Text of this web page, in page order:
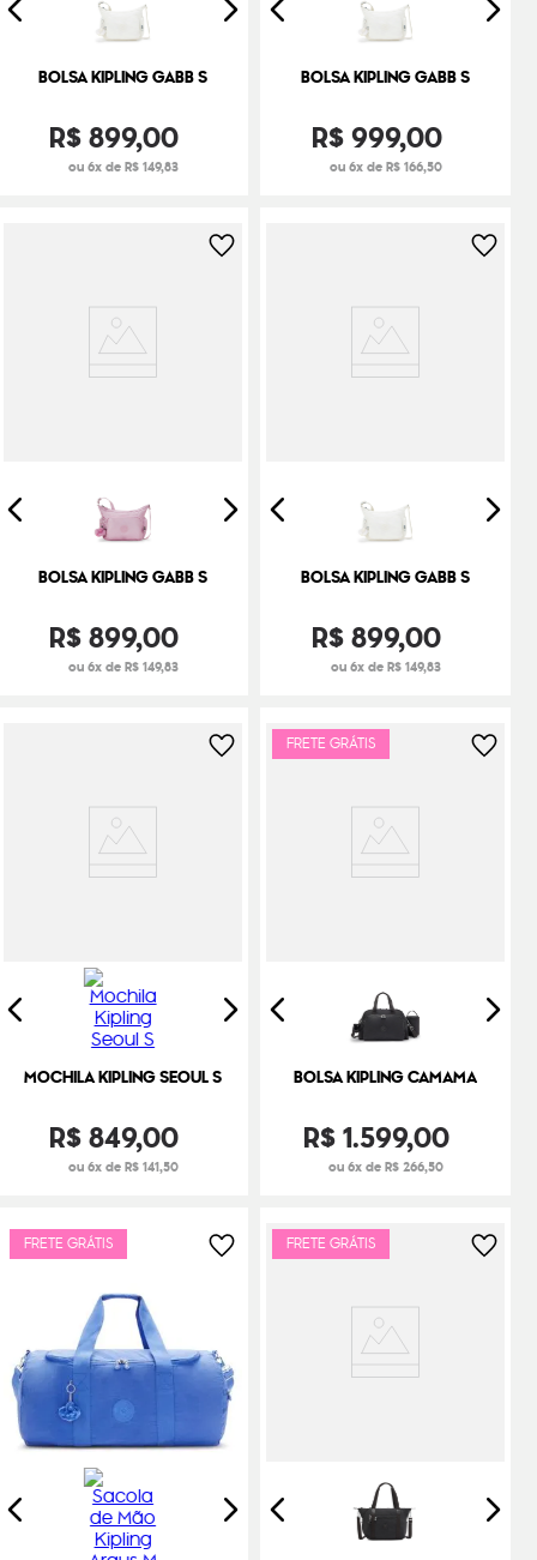
BOLSA KIPLING GABB S
R$899,00
ou 6x de R$ 149,83
BOLSA KIPLING GABB S
R$999,00
ou 6x de R$ 166,50
BOLSA KIPLING GABB S
R$899,00
ou 6x de R$ 149,83
BOLSA KIPLING GABB S
R$899,00
ou 6x de R$ 149,83
MOCHILA KIPLING SEOUL S
R$849,00
ou 6x de R$ 141,50
FRETE GRÁTIS
BOLSA KIPLING CAMAMA
R$1.599,00
ou 6x de R$ 266,50
FRETE GRÁTIS FRETE GRÁTIS